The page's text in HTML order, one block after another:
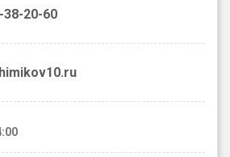
38-20-60